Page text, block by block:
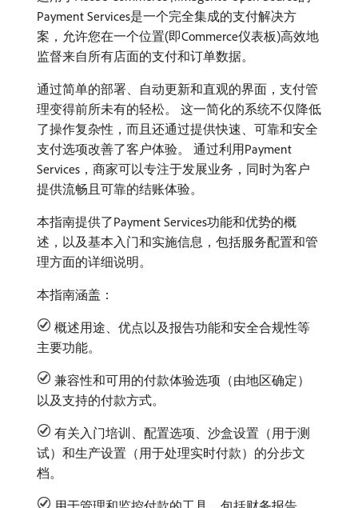
Payment Services是一个完全集成的支付解决方
案，允许您在一个位置(即Commerce仪表板)高效地
监督来自所有店面的支付和订单数据。
通过简单的部署、自动更新和直观的界面，支付管
理变得前所未有的轻松。 这一简化的系统不仅降低
了操作复杂性，而且还通过提供快速、可靠和安全
支付选项改善了客户体验。 通过利用Payment
Services，商家可以专注于发展业务，同时为客户
提供流畅且可靠的结账体验。
本指南提供了Payment Services功能和优势的概
述，以及基本入门和实施信息，包括服务配置和管
理方面的详细说明。
本指南涵盖：
概述用途、优点以及报告功能和安全合规性等
主要功能。
兼容性和可用的付款体验选项（由地区确定）
以及支持的付款方式。
有关入门培训、配置选项、沙盒设置（用于测
试）和生产设置（用于处理实时付款）的分步文
档。